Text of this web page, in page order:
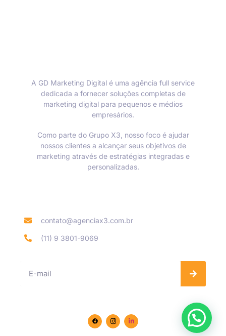
A GD Marketing Digital é uma agência full service
dedicada a fornecer soluções completas de
marketing digital para pequenos e médios
empresários.
Como parte do Grupo X3, nosso foco é ajudar
nossos clientes a alcançar seus objetivos de
marketing através de estratégias integradas e
personalizadas.
contato@agenciax3.com.br
(11) 9 3801-9069